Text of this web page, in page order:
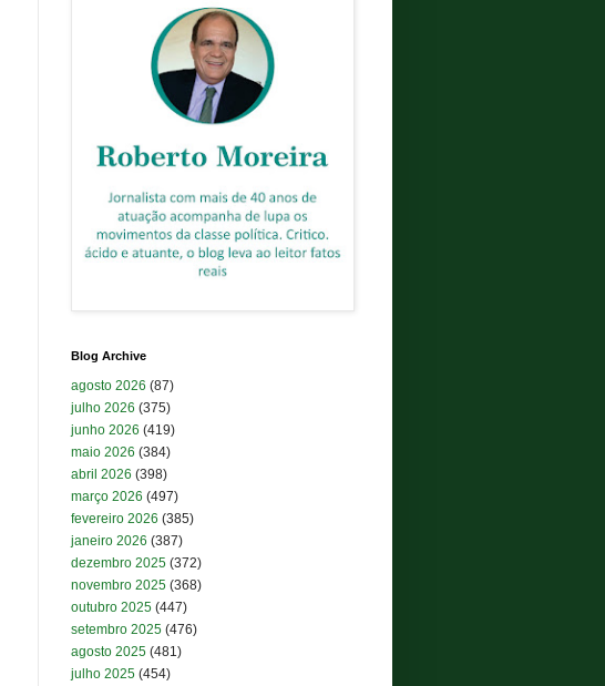
Blog Archive
agosto 2026 (87)
julho 2026 (375)
junho 2026 (419)
maio 2026 (384)
abril 2026 (398)
março 2026 (497)
fevereiro 2026 (385)
janeiro 2026 (387)
dezembro 2025 (372)
novembro 2025 (368)
outubro 2025 (447)
setembro 2025 (476)
agosto 2025 (481)
julho 2025 (454)